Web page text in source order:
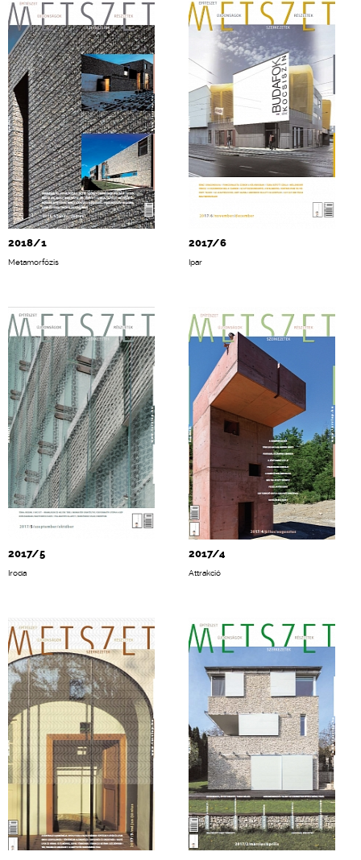
2018/1
Metamorfózis
2017/6
Ipar
2017/5
Iroda
2017/4
Attrakció